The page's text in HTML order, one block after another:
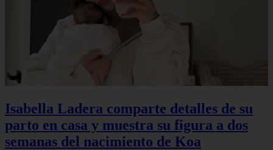
Isabella Ladera comparte detalles de su
parto en casa y muestra su figura a dos
semanas del nacimiento de Koa